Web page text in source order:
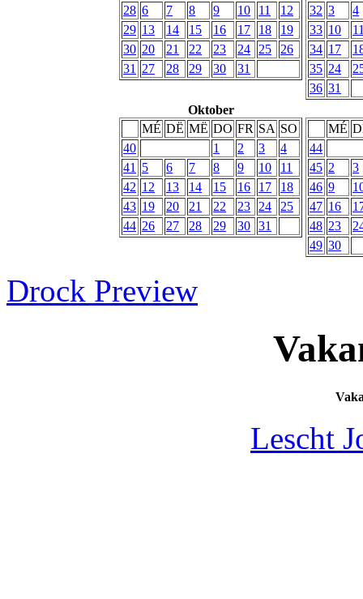
28 6 7 8 9 10 11
12
29 13 14 15 16 17 18
19
30 20 21 22 23 24 25
26
31
27 28 29 30 31
32 3
4
33 10
34 17
35 24
36 31
Oktober
MÉ DË MË DO FR SA SO
40
1 2 3
4
41
5 6 7 8 9 10
11
42 12 13 14 15 16 17
18
43 19 20 21 22 23 24
25
44 26 27 28 29 30 31
MÉ
44
45 2
3
46 9
47 16
48 23
49 30
Drock Preview
Lescht